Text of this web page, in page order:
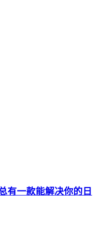
有一款能解决你的日